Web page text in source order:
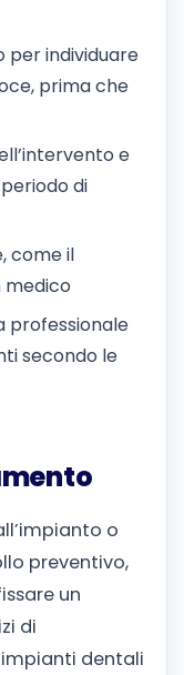
per individuare
prima che
e
di
come il
medico
professionale
secondo le
o
preventivo,
un
di
impianti dentali